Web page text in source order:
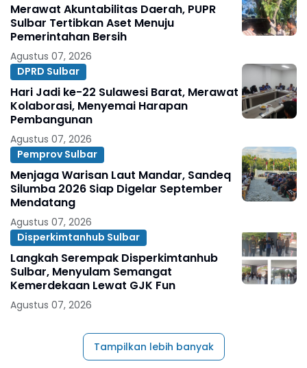
Merawat Akuntabilitas Daerah, PUPR
Sulbar Tertibkan Aset Menuju
Pemerintahan Bersih
Agustus 07, 2026
DPRD Sulbar
Hari Jadi ke-22 Sulawesi Barat, Merawat
Kolaborasi, Menyemai Harapan
Pembangunan
Agustus 07, 2026
Pemprov Sulbar
Menjaga Warisan Laut Mandar, Sandeq
Silumba 2026 Siap Digelar September
Mendatang
Agustus 07, 2026
Disperkimtanhub Sulbar
Langkah Serempak Disperkimtanhub
Sulbar, Menyulam Semangat
Kemerdekaan Lewat GJK Fun
Agustus 07, 2026
Tampilkan lebih banyak